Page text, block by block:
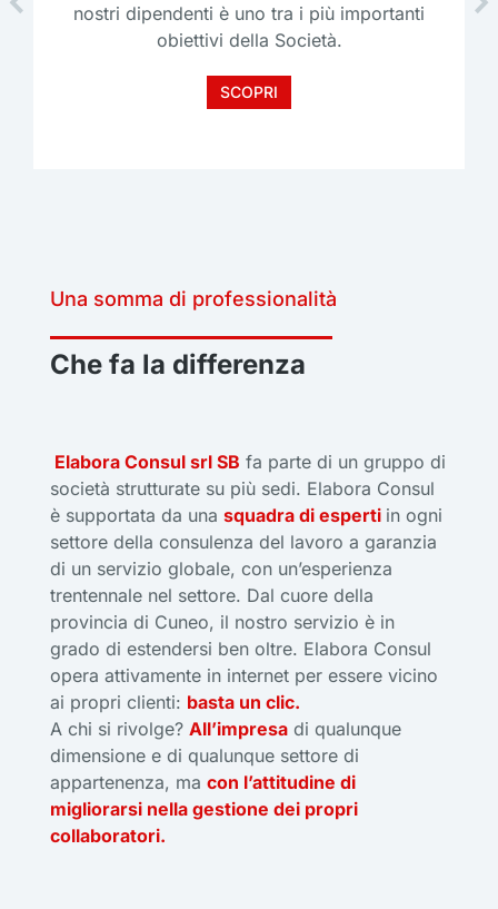
nostri dipendenti è uno tra i più importanti
obiettivi della Società.
SCOPRI
Una somma di professionalità
Che fa la differenza
Elabora Consul srl SB fa parte di un gruppo di
società strutturate su più sedi. Elabora Consul
è supportata da una squadra di esperti in ogni
settore della consulenza del lavoro a garanzia
di un servizio globale, con un’esperienza
trentennale nel settore. Dal cuore della
provincia di Cuneo, il nostro servizio è in
grado di estendersi ben oltre. Elabora Consul
opera attivamente in internet per essere vicino
ai propri clienti: basta un clic.
A chi si rivolge? All’impresa di qualunque
dimensione e di qualunque settore di
appartenenza, ma con l’attitudine di
migliorarsi nella gestione dei propri
collaboratori.